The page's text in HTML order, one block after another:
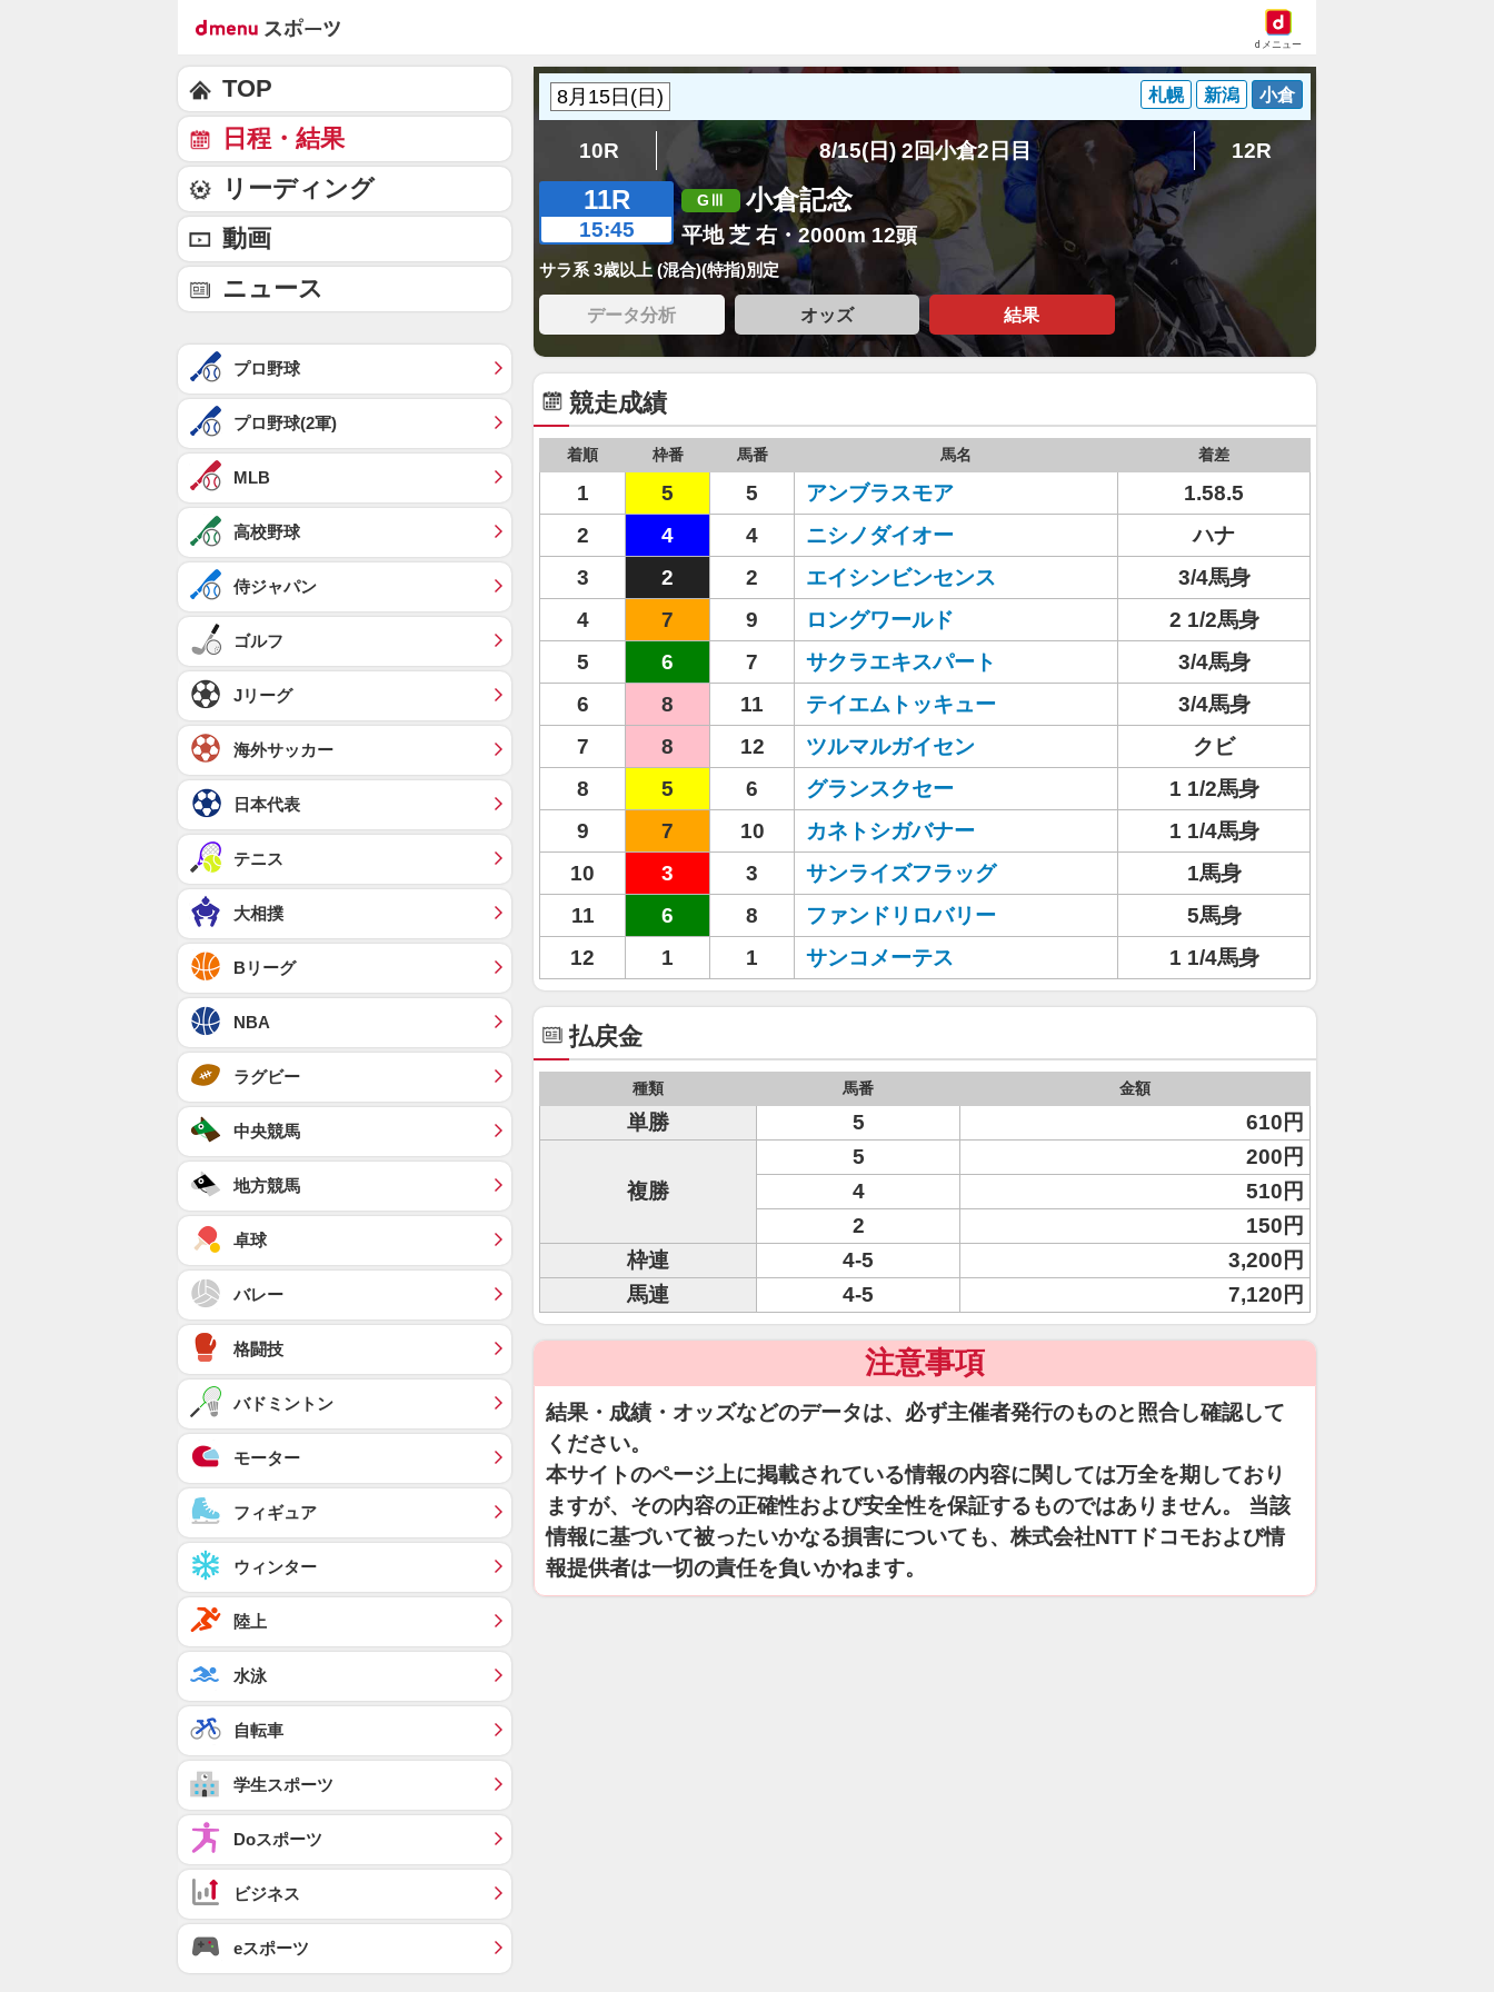
dメニュー
札幌 新潟 小倉
10R 8/15(日) 2回小倉2日目 12R
11R
15:45
小倉記念
平地 芝 右・2000m 12頭
サラ系 3歳以上 (混合)(特指)別定
データ分析 オッズ 結果
競走成績
着順 枠番 馬番 馬名 着差
1 5 5 アンブラスモア
1.58.5
2
4 4 ニシノダイオー
ハナ
3
2 2 エイシンビンセンス
3/4馬身
4
7 9 ロングワールド
2 1/2馬身
5
6 7 サクラエキスパート
3/4馬身
6
8 11 テイエムトッキュー
3/4馬身
7
8 12 ツルマルガイセン
クビ
8
5 6 グランスクセー
1 1/2馬身
9
7 10 カネトシガバナー
1 1/4馬身
10
3 3 サンライズフラッグ
1馬身
11
6 8 ファンドリロバリー
5馬身
12
1 1 サンコメーテス 1 1/4馬身
払戻金
種類 馬番 金額
単勝 5 610円
複勝
5
200円
4
510円
2
150円
枠連
4-5
3,200円
馬連
4-5 7,120円
注意事項
結果・成績・オッズなどのデータは、必ず主催者発行のものと照合し確認して
ください。
本サイトのページ上に掲載されている情報の内容に関しては万全を期しており
ますが、その内容の正確性および安全性を保証するものではありません。 当該
情報に基づいて被ったいかなる損害についても、株式会社NTTドコモおよび情
報提供者は一切の責任を負いかねます。
TOP
日程・結果
リーディング
動画
ニュース
プロ野球
プロ野球(2軍)
MLB
高校野球
侍ジャパン
ゴルフ
Jリーグ
海外サッカー
日本代表
テニス
大相撲
Bリーグ
NBA
ラグビー
中央競馬
地方競馬
卓球
バレー
格闘技
バドミントン
モーター
フィギュア
ウィンター
陸上
水泳
自転車
学生スポーツ
Doスポーツ
ビジネス
eスポーツ